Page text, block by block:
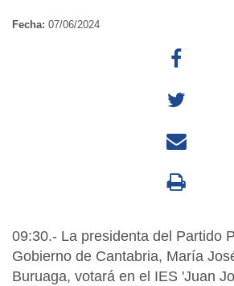
Fecha: 07/06/2024
09:30.- La presidenta del Partido
Gobierno de Cantabria, María
Buruaga, votará en el IES 'Juan